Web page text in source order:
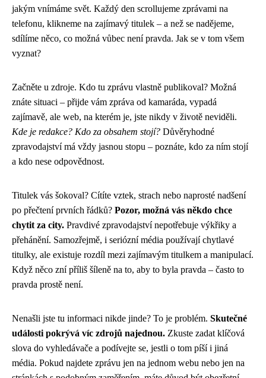
jakým vnímáme svět. Každý den scrollujeme zprávami na
telefonu, klikneme na zajímavý titulek – a než se nadějeme,
sdílíme něco, co možná vůbec není pravda. Jak se v tom všem
vyznat?
Začněte u zdroje. Kdo tu zprávu vlastně publikoval? Možná
znáte situaci – přijde vám zpráva od kamaráda, vypadá
zajímavě, ale web, na kterém je, jste nikdy v životě neviděli.
Kde je redakce? Kdo za obsahem stojí? Důvěryhodné
zpravodajství má vždy jasnou stopu – poznáte, kdo za ním stojí
a kdo nese odpovědnost.
Titulek vás šokoval? Cítíte vztek, strach nebo naprosté nadšení
po přečtení prvních řádků? Pozor, možná vás někdo chce
chytit za city. Pravdivé zpravodajství nepotřebuje výkřiky a
přehánění. Samozřejmě, i seriózní média používají chytlavé
titulky, ale existuje rozdíl mezi zajímavým titulkem a manipulací.
Když něco zní příliš šíleně na to, aby to byla pravda – často to
pravda prostě není.
Nenašli jste tu informaci nikde jinde? To je problém. Skutečné
události pokrývá víc zdrojů najednou. Zkuste zadat klíčová
slova do vyhledávače a podívejte se, jestli o tom píší i jiná
média. Pokud najdete zprávu jen na jednom webu nebo jen na